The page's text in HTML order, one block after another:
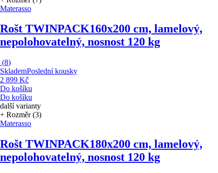
Materasso
Rošt TWINPACK160x200 cm, lamelový,
nepolohovatelný, nosnost 120 kg
(8)
SklademPoslední kousky
2 899 Kč
Do košíku
Do košíku
další varianty
+ Rozměr (3)
Materasso
Rošt TWINPACK180x200 cm, lamelový,
nepolohovatelný, nosnost 120 kg